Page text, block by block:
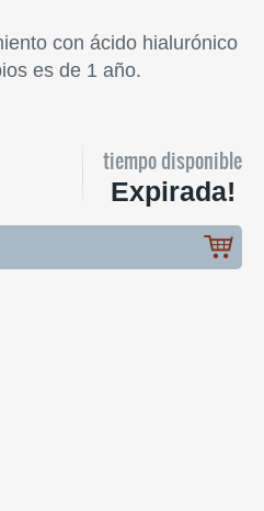
con ácido hialurónico
es de 1 año.
tiempo disponible
Expirada!